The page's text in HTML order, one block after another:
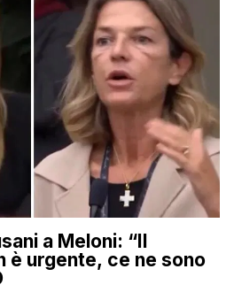
a Meloni: “Il
è urgente, ce ne sono